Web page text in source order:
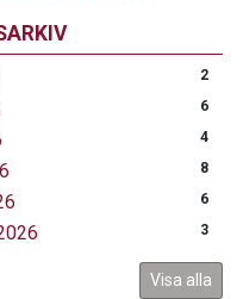
2
6
4
8
6
3
Visa alla